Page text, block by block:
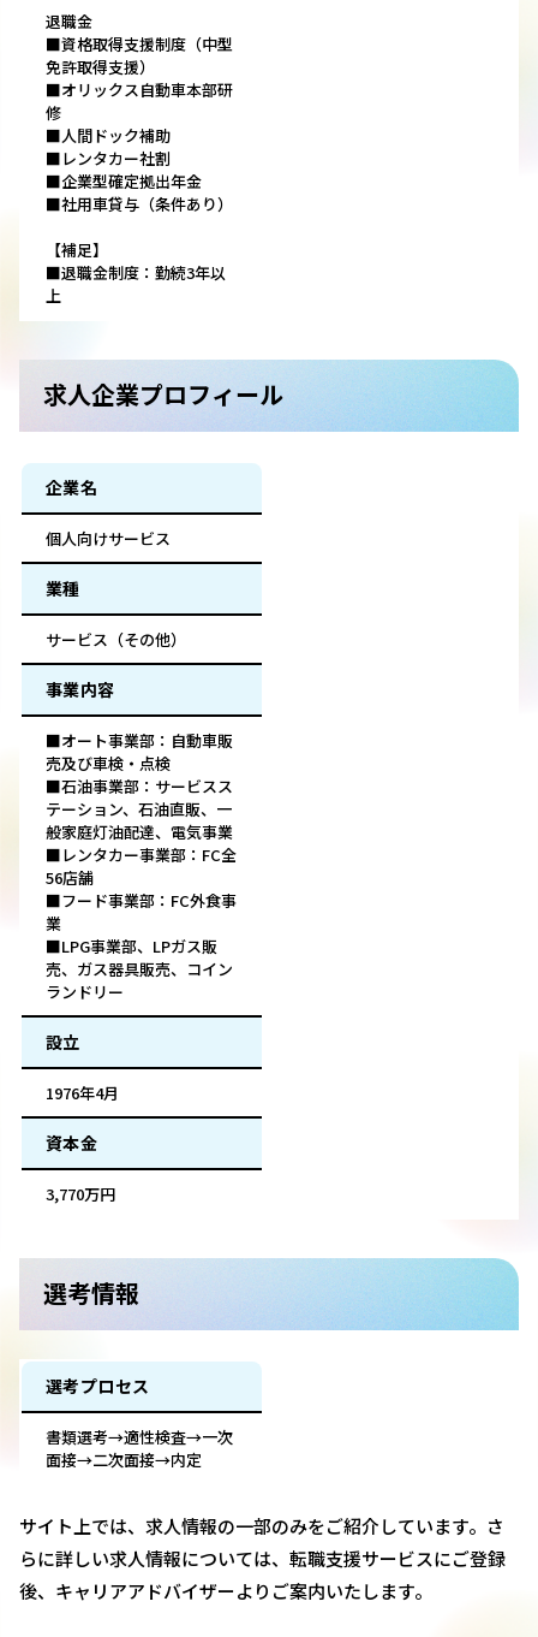
退職金
■資格取得支援制度（中型
免許取得支援）
■オリックス自動車本部研
修
■人間ドック補助
■レンタカー社割
■企業型確定拠出年金
■社用車貸与（条件あり）
【補足】
■退職金制度：勤続3年以
上
求人企業プロフィール
企業名
個人向けサービス
業種
サービス（その他）
事業内容
■オート事業部：自動車販
売及び車検・点検
■石油事業部：サービスス
テーション、石油直販、一
般家庭灯油配達、電気事業
■レンタカー事業部：FC全
56店舗
■フード事業部：FC外食事
業
■LPG事業部、LPガス販
売、ガス器具販売、コイン
ランドリー
設立
1976年4月
資本金
3,770万円
選考情報
選考プロセス
書類選考→適性検査→一次
面接→二次面接→内定
サイト上では、求人情報の一部のみをご紹介しています。さ
らに詳しい求人情報については、転職支援サービスにご登録
後、キャリアアドバイザーよりご案内いたします。